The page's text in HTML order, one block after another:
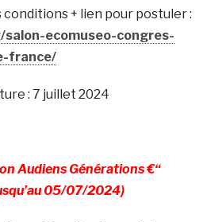
conditions + lien pour postuler :
ecomuseo-congres-
france/
: 7 juillet 2024
Audiens Générations €“
05/07/2024)